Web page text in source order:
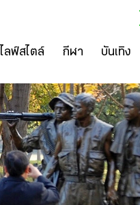
ไลฟ์สไตล์ กีฬา บันเทิง